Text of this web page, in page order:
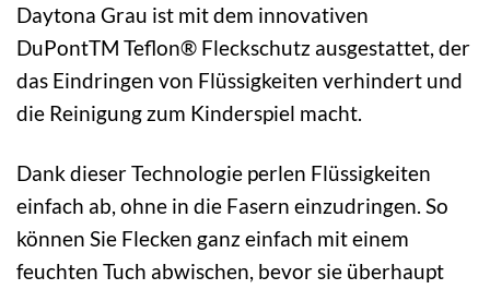
Daytona Grau ist mit dem innovativen
DuPontTM Teflon® Fleckschutz ausgestattet, der
das Eindringen von Flüssigkeiten verhindert und
die Reinigung zum Kinderspiel macht.
Dank dieser Technologie perlen Flüssigkeiten
einfach ab, ohne in die Fasern einzudringen. So
können Sie Flecken ganz einfach mit einem
feuchten Tuch abwischen, bevor sie überhaupt